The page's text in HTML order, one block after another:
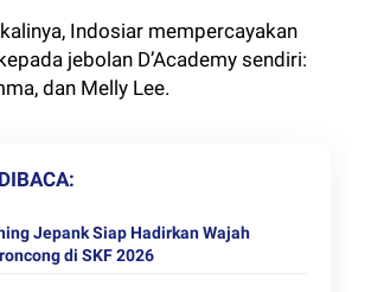
Indosiar mempercayakan
jebolan D’Academy sendiri:
dan Melly Lee.
Jepank Siap Hadirkan Wajah
di SKF 2026